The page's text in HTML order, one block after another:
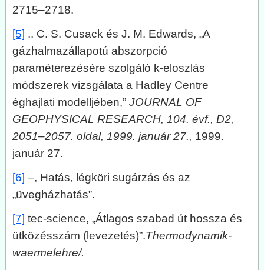
2715–2718.
[5] .. C. S. Cusack és J. M. Edwards, „A
gázhalmazállapotú abszorpció
paraméterezésére szolgáló k-eloszlás
módszerek vizsgálata a Hadley Centre
éghajlati modelljében,” JOURNAL OF
GEOPHYSICAL RESEARCH, 104. évf., D2,
2051–2057. oldal, 1999. január 27., 1999.
január 27.
[6] –, Hatás, légköri sugárzás és az
„üvegházhatás”.
[7] tec-science, „Átlagos szabad út hossza és
ütközésszám (levezetés)”.Thermodynamik-
waermelehre/.